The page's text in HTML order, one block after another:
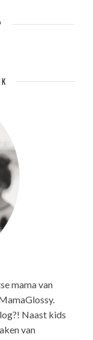
mama van
Naast kids
van